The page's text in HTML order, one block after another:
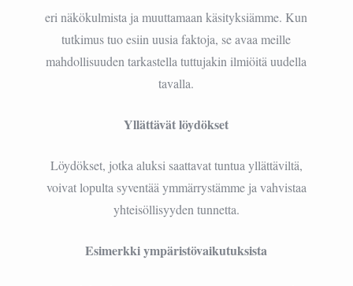
eri näkökulmista ja muuttamaan käsityksiämme. Kun
tutkimus tuo esiin uusia faktoja, se avaa meille
mahdollisuuden tarkastella tuttujakin ilmiöitä uudella
tavalla.
Yllättävät löydökset
Löydökset, jotka aluksi saattavat tuntua yllättäviltä,
voivat lopulta syventää ymmärrystämme ja vahvistaa
yhteisöllisyyden tunnetta.
Esimerkki ympäristövaikutuksista